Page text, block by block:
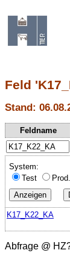
Feld
Stand:
Feldname
System:
Test
Prod.
K17_K22_KA
Abfrage @